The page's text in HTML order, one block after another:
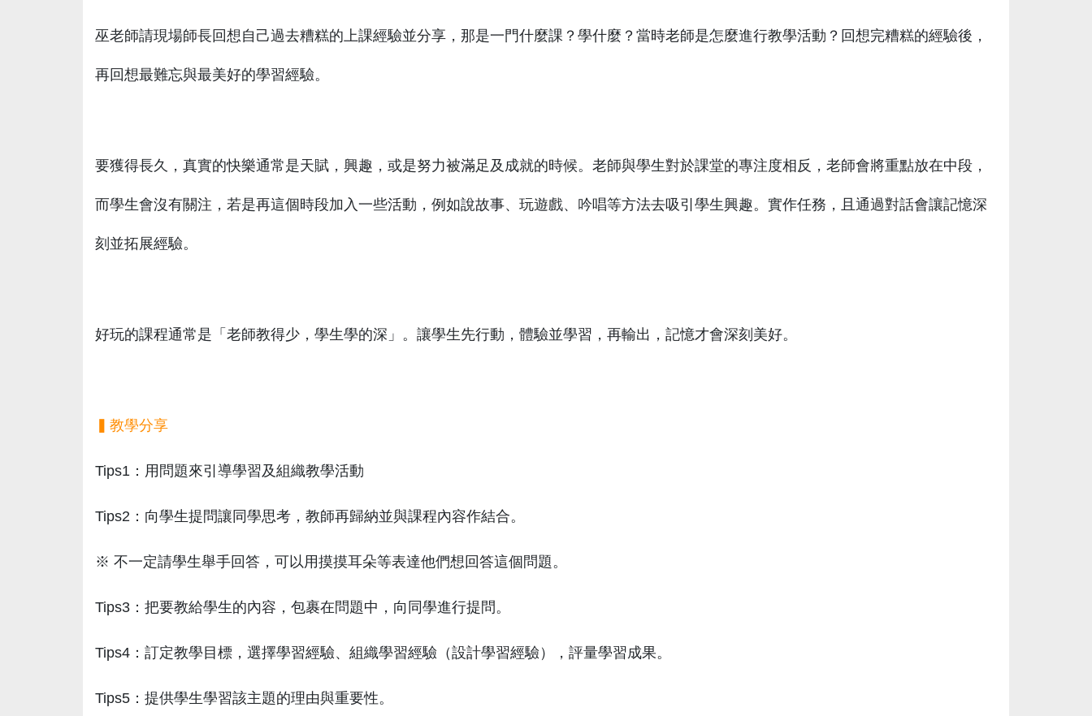
巫老師請現場師長回想自己過去糟糕的上課經驗並分享，那是一門什麼課？學什麼？當時老師是怎麼進行教學活動？回想完糟糕的經驗後，
再回想最難忘與最美好的學習經驗。
要獲得長久，真實的快樂通常是天賦，興趣，或是努力被滿足及成就的時候。老師與學生對於課堂的專注度相反，老師會將重點放在中段，
而學生會沒有關注，若是再這個時段加入一些活動，例如說故事、玩遊戲、吟唱等方法去吸引學生興趣。實作任務，且通過對話會讓記憶深
刻並拓展經驗。
好玩的課程通常是「老師教得少，學生學的深」。讓學生先行動，體驗並學習，再輸出，記憶才會深刻美好。
▍教學分享
Tips1：用問題來引導學習及組織教學活動
Tips2：向學生提問讓同學思考，教師再歸納並與課程內容作結合。
※ 不一定請學生舉手回答，可以用摸摸耳朵等表達他們想回答這個問題。
Tips3：把要教給學生的內容，包裹在問題中，向同學進行提問。
Tips4：訂定教學目標，選擇學習經驗、組織學習經驗（設計學習經驗），評量學習成果。
Tips5：提供學生學習該主題的理由與重要性。